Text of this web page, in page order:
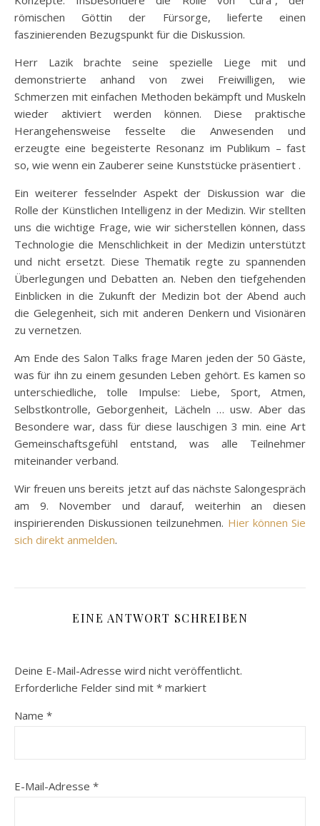
römischen Göttin der Fürsorge, lieferte einen
faszinierenden Bezugspunkt für die Diskussion.
Herr Lazik brachte seine spezielle Liege mit und
demonstrierte anhand von zwei Freiwilligen, wie
Schmerzen mit einfachen Methoden bekämpft und Muskeln
wieder aktiviert werden können. Diese praktische
Herangehensweise fesselte die Anwesenden und
erzeugte eine begeisterte Resonanz im Publikum – fast
so, wie wenn ein Zauberer seine Kunststücke präsentiert .
Ein weiterer fesselnder Aspekt der Diskussion war die
Rolle der Künstlichen Intelligenz in der Medizin. Wir stellten
uns die wichtige Frage, wie wir sicherstellen können, dass
Technologie die Menschlichkeit in der Medizin unterstützt
und nicht ersetzt. Diese Thematik regte zu spannenden
Überlegungen und Debatten an. Neben den tiefgehenden
Einblicken in die Zukunft der Medizin bot der Abend auch
die Gelegenheit, sich mit anderen Denkern und Visionären
zu vernetzen.
Am Ende des Salon Talks frage Maren jeden der 50 Gäste,
was für ihn zu einem gesunden Leben gehört. Es kamen so
unterschiedliche, tolle Impulse: Liebe, Sport, Atmen,
Selbstkontrolle, Geborgenheit, Lächeln … usw. Aber das
Besondere war, dass für diese lauschigen 3 min. eine Art
Gemeinschaftsgefühl entstand, was alle Teilnehmer
miteinander verband.
Wir freuen uns bereits jetzt auf das nächste Salongespräch
am 9. November und darauf, weiterhin an diesen
inspirierenden Diskussionen teilzunehmen. Hier können Sie
sich direkt anmelden.
EINE ANTWORT SCHREIBEN
Deine E-Mail-Adresse wird nicht veröffentlicht.
Erforderliche Felder sind mit * markiert
Name *
E-Mail-Adresse *